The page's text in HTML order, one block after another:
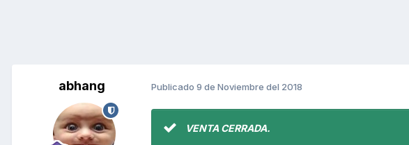
abhang Publicado 9 de Noviembre del 2018
VENTA CERRADA.